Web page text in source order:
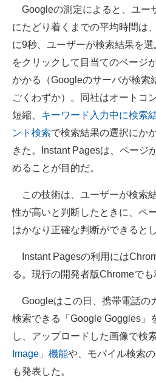
Googleの測定によると、ユー
にたどり着くまでの平均時間は
に9秒、ユーザーが検索結果を
をクリックして目当てのページ
かかる（Googleのサーバが検索
ごくわずか）。同社はオートコ
短縮、 キーワード入力中に検索
ント検索で検索結果の選択にか
きた。Instant Pagesは、ページ
めることが目的だ。
この技術は、ユーザーが検索
性が高いと判断したときに、ペ
はかなり正確な判断ができると
Instant Pagesの利用には
る。現行の開発者版Chromeでも
Googleはこの日、携帯電話の
検索できる「Google Goggles」
し、アップロードした画像で検
Image」機能や、モバイル検索の
も発表した。